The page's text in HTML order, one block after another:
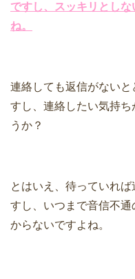
ですし、スッキリとし
ね。
連絡しても返信がない
すし、連絡したい気持
うか？
とはいえ、待っていれ
すし、いつまで音信不
からないですよね。